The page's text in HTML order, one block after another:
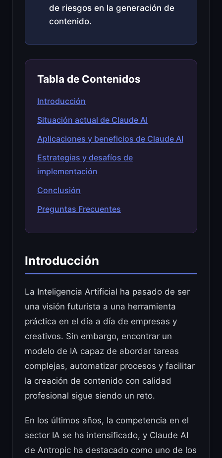
de riesgos en la generación de
contenido.
Tabla de Contenidos
Introducción
Situación actual de Claude AI
Aplicaciones y beneficios de Claude AI
Estrategias y desafíos de
implementación
Conclusión
Preguntas Frecuentes
Introducción
La Inteligencia Artificial ha pasado de ser
una visión futurista a una herramienta
práctica en el día a día de empresas y
creativos. Sin embargo, encontrar un
modelo de IA capaz de abordar tareas
complejas, automatizar procesos y facilitar
la creación de contenido con calidad
profesional sigue siendo un reto.
En los últimos años, la competencia en el
sector IA se ha intensificado, y Claude AI
de Antropic ha destacado como uno de los